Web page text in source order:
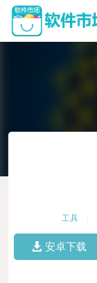
工具
安卓下载